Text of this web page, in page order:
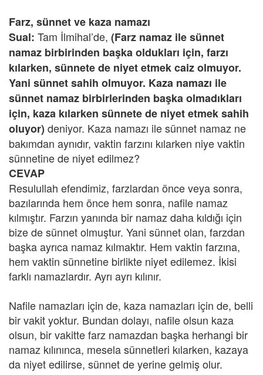
Farz, sünnet ve kaza namazı
Sual: Tam İlmihal’de, (Farz namaz ile sünnet
namaz birbirinden başka oldukları için, farzı
kılarken, sünnete de niyet etmek caiz olmuyor.
Yani sünnet sahih olmuyor. Kaza namazı ile
sünnet namaz birbirlerinden başka olmadıkları
için, kaza kılarken sünnete de niyet etmek sahih
oluyor) deniyor. Kaza namazı ile sünnet namaz ne
bakımdan aynıdır, vaktin farzını kılarken niye vaktin
sünnetine de niyet edilmez?
CEVAP
Resulullah efendimiz, farzlardan önce veya sonra,
bazılarında hem önce hem sonra, nafile namaz
kılmıştır. Farzın yanında bir namaz daha kıldığı için
bize de sünnet olmuştur. Yani sünnet olan, farzdan
başka ayrıca namaz kılmaktır. Hem vaktin farzına,
hem vaktin sünnetine birlikte niyet edilemez. İkisi
farklı namazlardır. Ayrı ayrı kılınır.
Nafile namazları için de, kaza namazları için de, belli
bir vakit yoktur. Bundan dolayı, nafile olsun kaza
olsun, bir vakitte farz namazdan başka herhangi bir
namaz kılınınca, mesela sünnetleri kılarken, kazaya
da niyet edilirse, sünnet de yerine gelmiş olur.